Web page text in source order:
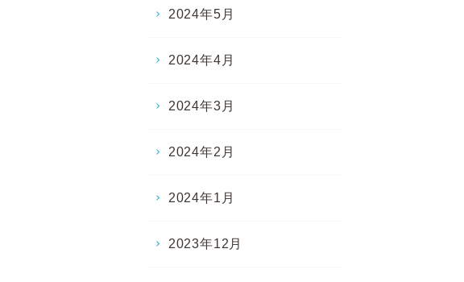
2024年5月
2024年4月
2024年3月
2024年2月
2024年1月
2023年12月